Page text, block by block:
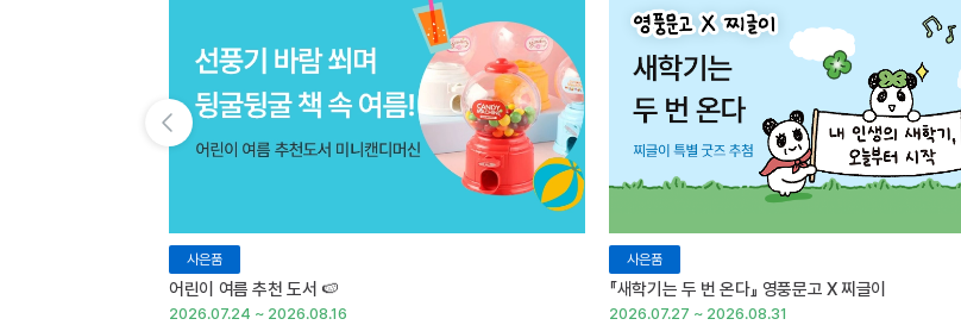
사은품
어린이 여름 추천 도서 🍉
2026.07.24 ~ 2026.08.16
사은품
『새학기는 두 번 온다』 영풍문고 X 찌글이
2026.07.27 ~ 2026.08.31